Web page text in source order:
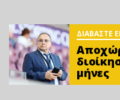
ΔΙΑΒΑΣΤΕ
μήνες